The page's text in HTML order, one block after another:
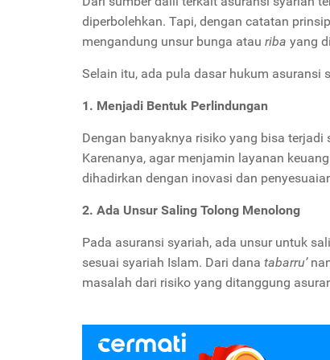
diperbolehkan. Tapi, dengan catatan
mengandung unsur bunga atau riba yang
Selain itu, ada pula dasar hukum asuransi
1. Menjadi Bentuk Perlindungan
Dengan banyaknya risiko yang bisa
Karenanya, agar menjamin layanan
dihadirkan dengan inovasi dan
2. Ada Unsur Saling Tolong Menolong
Pada asuransi syariah, ada unsur untuk
sesuai syariah Islam. Dari dana tabarru’
masalah dari risiko yang ditanggung